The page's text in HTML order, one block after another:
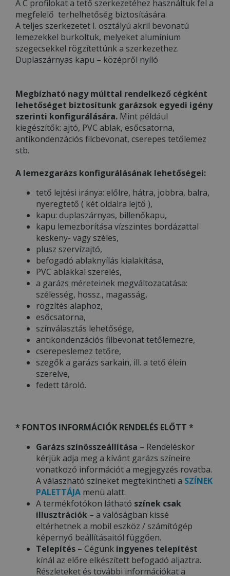
A C profilokat a tető szerkezetéhez használtuk fel a
megfelelő terhelhetőség biztosítására.
A teljes szerkezetet I. osztályú akril bevonatú
lemezekkel burkoltuk, melyeket alumínium
szegecsekkel rögzítettünk a szerkezethez.
Duplaszárnyas kapu – középről nyíló
Megbízható nagy múlttal rendelkező cégként
lehetőséget biztosítunk garázsok egyedi igény
szerinti konfigurálására. Mint például
kiegészítők: ajtó, PVC ablak, esőcsatorna,
antikondenzációs filcbevonat, cserepes tetőlemez
stb.
A lemezgarázs konfigurálásának lehetőségei:
tető lejtési iránya: előlre, hátra, jobbra, balra,
nyeregtető ( két oldalra lejtő ),
kapu: duplaszárnyas, billenőkapu,
kapu lemezborítása vízszintes bordázattal
keskeny- vagy széles,
plusz szervízajtó,
befogadó ablaknyílás kialakítása,
PVC ablakkal szerelés,
a garázs méreteinek megváltozatatása:
szélesség, hossz., magasság,
rögzítés alaphoz,
esőcsatorna,
színválasztás lehetősége,
antikondenzációs filbevonat tetőlemezre,
cserepeslemez tetőre,
szegők a garázs sarkain, ill. a tető élein
szerelve,
fedett tároló.
* FONTOS INFORMÁCIÓK RENDELÉS ELŐTT *
Garázs színösszeállítása – Rendeléskor
kérjük adja meg a kívánt garázs színeire
vonatkozó információt a megjegyzés rovatba.
A válaszható színeket megtekintheti a SZÍNEK
PALETTÁJA menü alatt.
A termékfotókon látható színek csak
illusztrációk – a valóságban kissé
eltérhetnek a mobil eszköz / számítógép
képernyő beállításaitól függően.
Telepítés – Cégünk ingyenes telepítést
kínál az előre elkészített befogadó aljaztra.
Részleteket és további információkat a